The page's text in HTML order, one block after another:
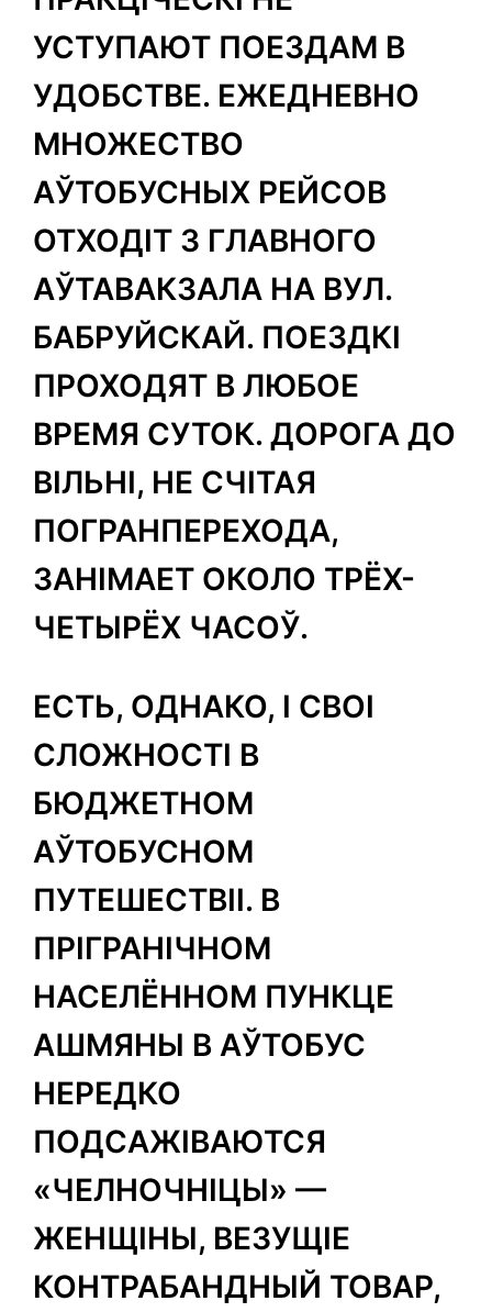
УСТУПАЮТ ПОЕЗДАМ В
УДОБСТВЕ. ЕЖЕДНЕВНО
МНОЖЕСТВО
АЎТОБУСНЫХ РЕЙСОВ
ОТХОДІТ З ГЛАВНОГО
АЎТАВАКЗАЛА НА ВУЛ.
БАБРУЙСКАЙ. ПОЕЗДКІ
ПРОХОДЯТ В ЛЮБОЕ
ВРЕМЯ СУТОК. ДОРОГА ДО
ВІЛЬНІ, НЕ СЧІТАЯ
ПОГРАНПЕРЕХОДА,
ЗАНІМАЕТ ОКОЛО ТРЁХ-
ЧЕТЫРЁХ ЧАСОЎ.
ЕСТЬ, ОДНАКО, І СВОІ
СЛОЖНОСТІ В
БЮДЖЕТНОМ
АЎТОБУСНОМ
ПУТЕШЕСТВІІ. В
ПРІГРАНІЧНОМ
НАСЕЛЁННОМ ПУНКЦЕ
АШМЯНЫ В АЎТОБУС
НЕРЕДКО
ПОДСАЖІВАЮТСЯ
«ЧЕЛНОЧНІЦЫ» —
ЖЕНЩІНЫ, ВЕЗУЩІЕ
КОНТРАБАНДНЫЙ ТОВАР,